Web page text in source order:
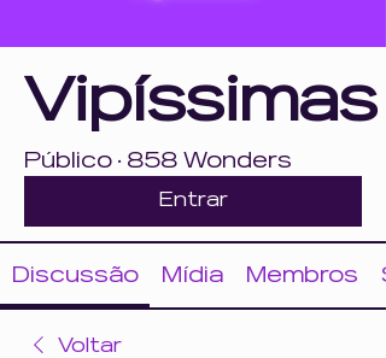
Vipíssimas
Público · 858 Wonders
Entrar
Discussão Mídia Membros
Voltar